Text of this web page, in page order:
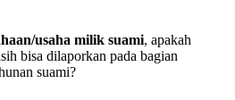
usaha milik suami, apakah
bisa dilaporkan pada bagian
suami?